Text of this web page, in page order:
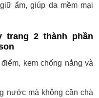
ẩm, giúp da mềm mại
trang 2 thành phần
kem chống nắng và
nước mà không cần chà